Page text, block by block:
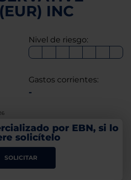
INC
Nivel de riesgo:
Gastos corrientes:
-
por EBN, si lo
solicítelo
SOLICITAR